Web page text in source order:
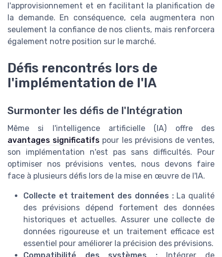
l'approvisionnement et en facilitant la planification de
la demande. En conséquence, cela augmentera non
seulement la confiance de nos clients, mais renforcera
également notre position sur le marché.
Défis rencontrés lors de
l'implémentation de l'IA
Surmonter les défis de l'Intégration
Même si l'intelligence artificielle (IA) offre des
avantages significatifs pour les prévisions de ventes,
son implémentation n'est pas sans difficultés. Pour
optimiser nos prévisions ventes, nous devons faire
face à plusieurs défis lors de la mise en œuvre de l'IA.
Collecte et traitement des données :La qualité
des prévisions dépend fortement des données
historiques et actuelles. Assurer une collecte de
données rigoureuse et un traitement efficace est
essentiel pour améliorer la précision des prévisions.